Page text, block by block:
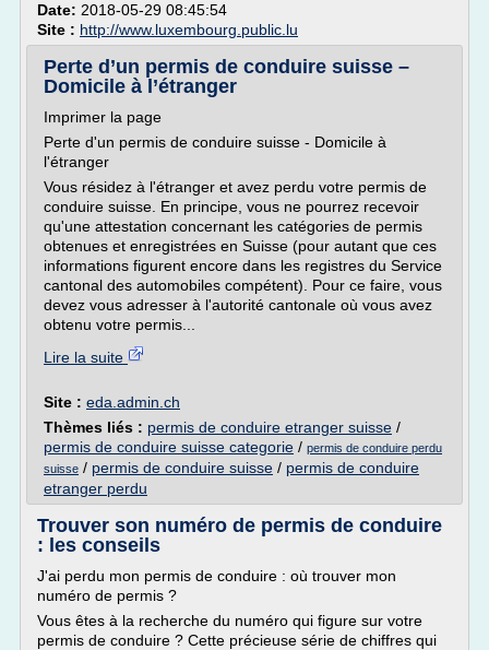
Date: 2018-05-29 08:45:54
Site : http://www.luxembourg.public.lu
Perte d’un permis de conduire suisse –
Domicile à l’étranger
Imprimer la page
Perte d'un permis de conduire suisse - Domicile à
l'étranger
Vous résidez à l'étranger et avez perdu votre permis de
conduire suisse. En principe, vous ne pourrez recevoir
qu'une attestation concernant les catégories de permis
obtenues et enregistrées en Suisse (pour autant que ces
informations figurent encore dans les registres du Service
cantonal des automobiles compétent). Pour ce faire, vous
devez vous adresser à l'autorité cantonale où vous avez
obtenu votre permis...
Lire la suite
Site : eda.admin.ch
Thèmes liés : permis de conduire etranger suisse /
permis de conduire suisse categorie / permis de conduire perdu
suisse / permis de conduire suisse / permis de conduire
etranger perdu
Trouver son numéro de permis de conduire
: les conseils
J'ai perdu mon permis de conduire : où trouver mon
numéro de permis ?
Vous êtes à la recherche du numéro qui figure sur votre
permis de conduire ? Cette précieuse série de chiffres qui